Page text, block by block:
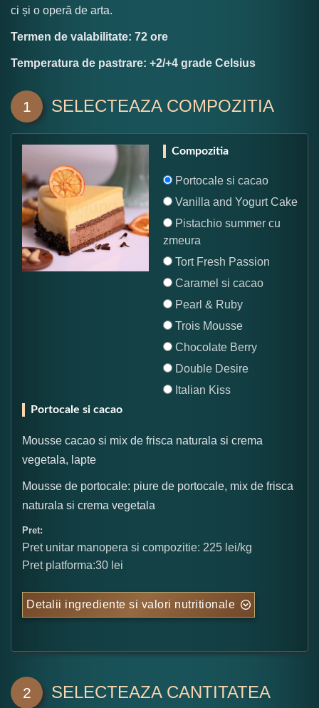
ci și o operă de arta.
Termen de valabilitate: 72 ore
Temperatura de pastrare: +2/+4 grade Celsius
1 SELECTEAZA COMPOZITIA
Compozitia
Portocale si cacao
Vanilla and Yogurt Cake
Pistachio summer cu
zmeura
Tort Fresh Passion
Caramel si cacao
Pearl & Ruby
Trois Mousse
Chocolate Berry
Double Desire
Italian Kiss
Portocale si cacao
Mousse cacao si mix de frisca naturala si crema
vegetala, lapte
Mousse de portocale: piure de portocale, mix de frisca
naturala si crema vegetala
Pret:
Pret unitar manopera si compozitie: 225 lei/kg
Pret platforma:30 lei
Detalii ingrediente si valori nutritionale
2 SELECTEAZA CANTITATEA